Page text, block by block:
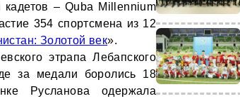
– Quba Millennium
354 спортсмена из 12
Золотой век».
этрапа Лебапского
за медали боролись 18
Русланова одержала